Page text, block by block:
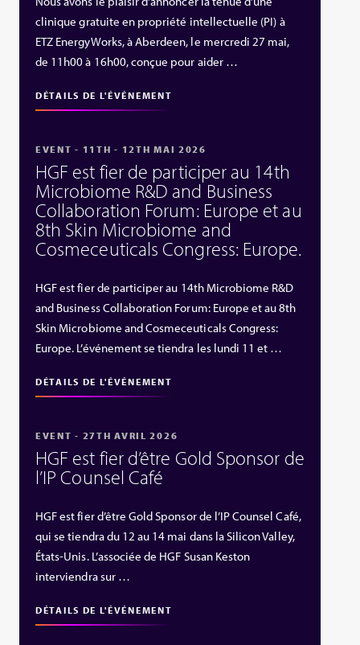
clinique gratuite en propriété intellectuelle (PI) à
ETZ EnergyWorks, à Aberdeen, le mercredi 27 mai,
de 11h00 à 16h00, conçue pour aider …
DÉTAILS DE L'ÉVÉNEMENT
EVENT - 11TH - 12TH MAI 2026
HGF est fier de participer au 14th
Microbiome R&D and Business
Collaboration Forum: Europe et au
8th Skin Microbiome and
Cosmeceuticals Congress: Europe.
HGF est fier de participer au 14th Microbiome R&D
and Business Collaboration Forum: Europe et au 8th
Skin Microbiome and Cosmeceuticals Congress:
Europe. L’événement se tiendra les lundi 11 et …
DÉTAILS DE L'ÉVÉNEMENT
EVENT - 27TH AVRIL 2026
HGF est fier d’être Gold Sponsor de
l’IP Counsel Café
HGF est fier d’être Gold Sponsor de l’IP Counsel Café,
qui se tiendra du 12 au 14 mai dans la Silicon Valley,
États‑Unis. L’associée de HGF Susan Keston
interviendra sur …
DÉTAILS DE L'ÉVÉNEMENT